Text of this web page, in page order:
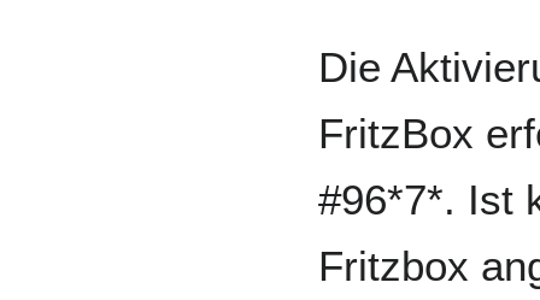
Die
FritzBox
#96*7*. Ist
Fritzbox